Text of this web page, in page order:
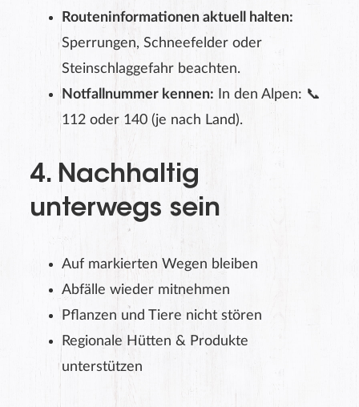
Routeninformationen aktuell halten:
Sperrungen, Schneefelder oder
Steinschlaggefahr beachten.
Notfallnummer kennen: In den Alpen: 📞
112 oder 140 (je nach Land).
4. Nachhaltig
unterwegs sein
Auf markierten Wegen bleiben
Abfälle wieder mitnehmen
Pflanzen und Tiere nicht stören
Regionale Hütten & Produkte
unterstützen